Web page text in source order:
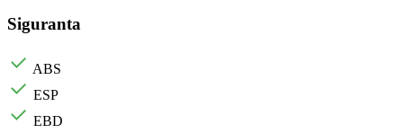
Siguranta
ABS
ESP
EBD